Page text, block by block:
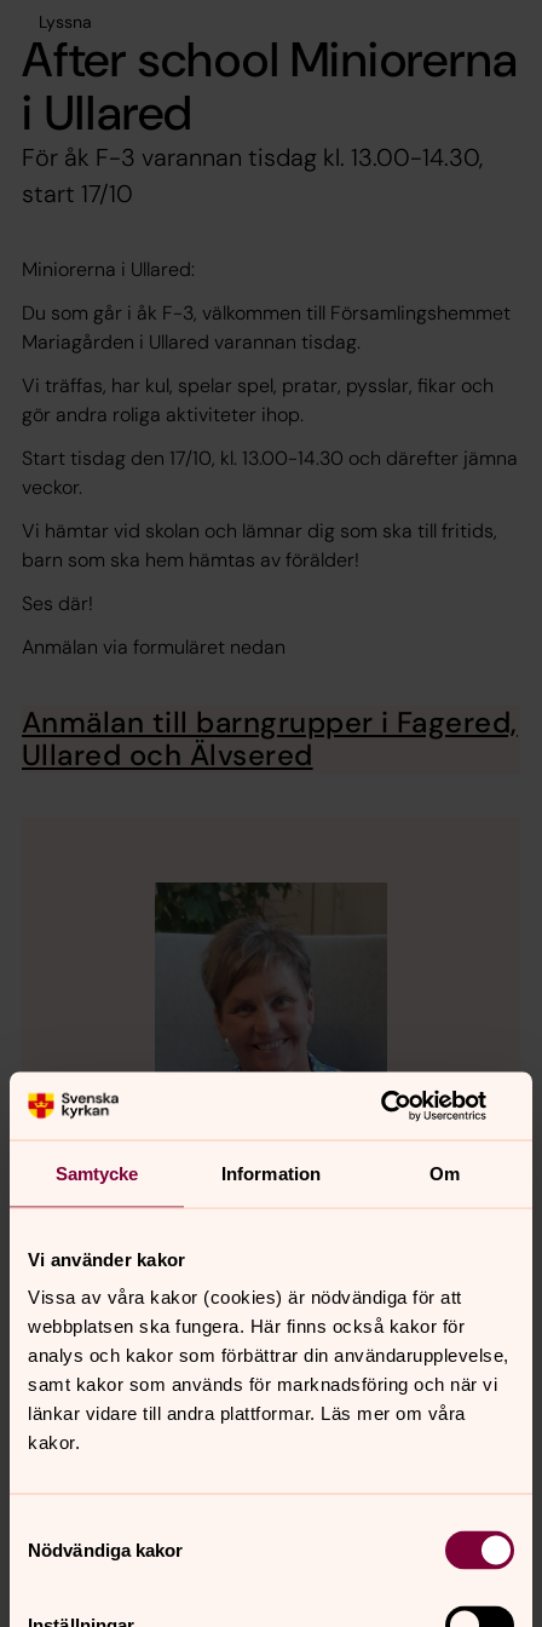
Samtycke Information Om
Vi använder kakor
Vissa av våra kakor (cookies) är nödvändiga för att
webbplatsen ska fungera. Här finns också kakor för
analys och kakor som förbättrar din användarupplevelse,
samt kakor som används för marknadsföring och när vi
länkar vidare till andra plattformar. Läs mer om våra
kakor.
Nödvändiga kakor
Lyssna
After school Miniorerna
i Ullared
För åk F-3 varannan tisdag kl. 13.00-14.30,
start 17/10
Miniorerna i Ullared:
Du som går i åk F-3, välkommen till Församlingshemmet
Mariagården i Ullared varannan tisdag.
Vi träffas, har kul, spelar spel, pratar, pysslar, fikar och
gör andra roliga aktiviteter ihop.
Start tisdag den 17/10, kl. 13.00-14.30 och därefter jämna
veckor.
Vi hämtar vid skolan och lämnar dig som ska till fritids,
barn som ska hem hämtas av förälder!
Ses där!
Anmälan via formuläret nedan
Anmälan till barngrupper i Fagered,
Ullared och Älvsered
Paula Johansson
Pedagog, Falkenbergs pastorat
Direkt:0346-372 29SMS:0724-65 32 95
E-post:paula.johansson3@svenskakyrkan.se
Mer om Paula Johansson
Senast ändrad 14 september 2023